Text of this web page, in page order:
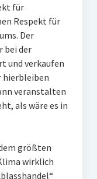
für
Respekt für
Der
bei der
und verkaufen
hierbleiben
veranstalten
als wäre es in
größten
wirklich